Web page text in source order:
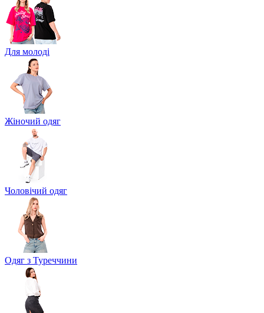
Для молоді
Жіночий одяг
Чоловічий одяг
Одяг з Туреччини